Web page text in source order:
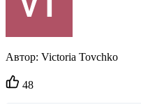
Автор: Victoria Tovchko
Кількість
вподобайок:
48